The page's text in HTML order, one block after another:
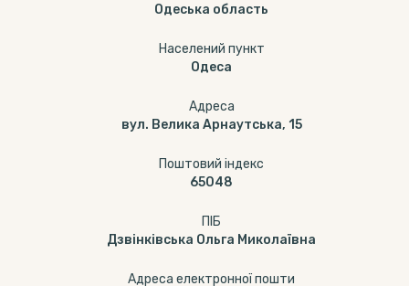
Одеська область
Населений пункт
Одеса
Адреса
вул. Велика Арнаутська, 15
Поштовий індекс
65048
ПІБ
Дзвінківська Ольга Миколаївна
Адреса електронної пошти